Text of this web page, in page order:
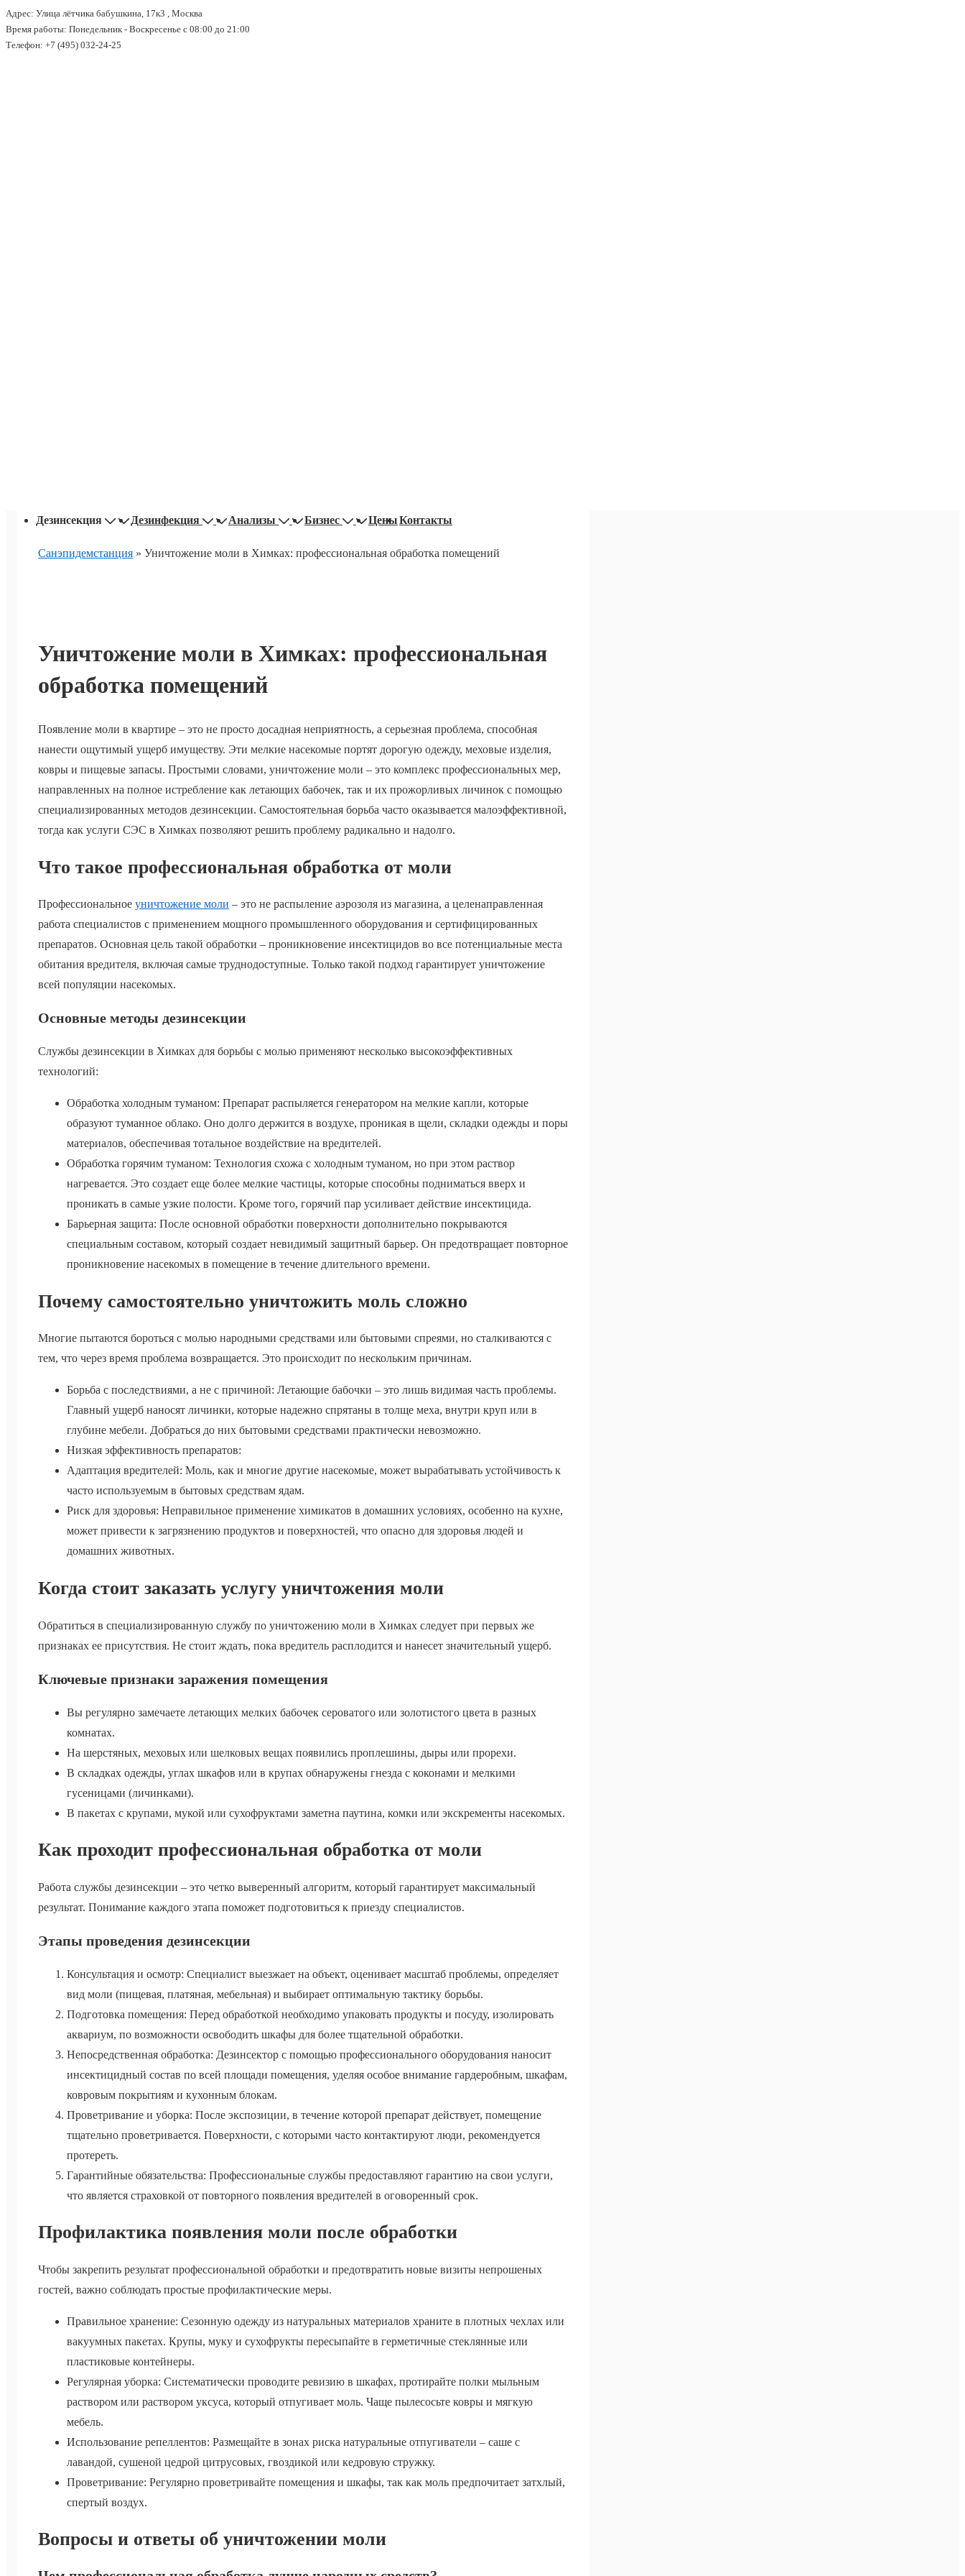
↓
Перейти
Адрес: Улица лётчика бабушкина, 17к3 , Москва
Время работы: Понедельник - Воскресенье с 08:00 до 21:00
Телефон: +7 (495) 032-24-25
ОсновнаяДезинсекция Дезинфекция Анализы Бизнес ЦеныКонтакты
Санэпидемстанция » Уничтожение моли в Химках: профессиональная обработка помещений
Уничтожение моли в Химках: профессиональная
обработка помещений
Появление моли в квартире – это не просто досадная неприятность, а серьезная проблема, способная
нанести ощутимый ущерб имуществу. Эти мелкие насекомые портят дорогую одежду, меховые изделия,
ковры и пищевые запасы. Простыми словами, уничтожение моли – это комплекс профессиональных мер,
направленных на полное истребление как летающих бабочек, так и их прожорливых личинок с помощью
специализированных методов дезинсекции. Самостоятельная борьба часто оказывается малоэффективной,
тогда как услуги СЭС в Химках позволяют решить проблему радикально и надолго.
Что такое профессиональная обработка от моли
Профессиональное уничтожение моли – это не распыление аэрозоля из магазина, а целенаправленная
работа специалистов с применением мощного промышленного оборудования и сертифицированных
препаратов. Основная цель такой обработки – проникновение инсектицидов во все потенциальные места
обитания вредителя, включая самые труднодоступные. Только такой подход гарантирует уничтожение
всей популяции насекомых.
Основные методы дезинсекции
Службы дезинсекции в Химках для борьбы с молью применяют несколько высокоэффективных
технологий:
Обработка холодным туманом: Препарат распыляется генератором на мелкие капли, которые
образуют туманное облако. Оно долго держится в воздухе, проникая в щели, складки одежды и поры
материалов, обеспечивая тотальное воздействие на вредителей.
Обработка горячим туманом: Технология схожа с холодным туманом, но при этом раствор
нагревается. Это создает еще более мелкие частицы, которые способны подниматься вверх и
проникать в самые узкие полости. Кроме того, горячий пар усиливает действие инсектицида.
Барьерная защита: После основной обработки поверхности дополнительно покрываются
специальным составом, который создает невидимый защитный барьер. Он предотвращает повторное
проникновение насекомых в помещение в течение длительного времени.
Почему самостоятельно уничтожить моль сложно
Многие пытаются бороться с молью народными средствами или бытовыми спреями, но сталкиваются с
тем, что через время проблема возвращается. Это происходит по нескольким причинам.
Борьба с последствиями, а не с причиной: Летающие бабочки – это лишь видимая часть проблемы.
Главный ущерб наносят личинки, которые надежно спрятаны в толще меха, внутри круп или в
глубине мебели. Добраться до них бытовыми средствами практически невозможно.
Низкая эффективность препаратов:
Адаптация вредителей: Моль, как и многие другие насекомые, может вырабатывать устойчивость к
часто используемым в бытовых средствам ядам.
Риск для здоровья: Неправильное применение химикатов в домашних условиях, особенно на кухне,
может привести к загрязнению продуктов и поверхностей, что опасно для здоровья людей и
домашних животных.
Когда стоит заказать услугу уничтожения моли
Обратиться в специализированную службу по уничтожению моли в Химках следует при первых же
признаках ее присутствия. Не стоит ждать, пока вредитель расплодится и нанесет значительный ущерб.
Ключевые признаки заражения помещения
Вы регулярно замечаете летающих мелких бабочек сероватого или золотистого цвета в разных
комнатах.
На шерстяных, меховых или шелковых вещах появились проплешины, дыры или прорехи.
В складках одежды, углах шкафов или в крупах обнаружены гнезда с коконами и мелкими
гусеницами (личинками).
В пакетах с крупами, мукой или сухофруктами заметна паутина, комки или экскременты насекомых.
Как проходит профессиональная обработка от моли
Работа службы дезинсекции – это четко выверенный алгоритм, который гарантирует максимальный
результат. Понимание каждого этапа поможет подготовиться к приезду специалистов.
Этапы проведения дезинсекции
Консультация и осмотр: Специалист выезжает на объект, оценивает масштаб проблемы, определяет
вид моли (пищевая, платяная, мебельная) и выбирает оптимальную тактику борьбы.
Подготовка помещения: Перед обработкой необходимо упаковать продукты и посуду, изолировать
аквариум, по возможности освободить шкафы для более тщательной обработки.
Непосредственная обработка: Дезинсектор с помощью профессионального оборудования наносит
инсектицидный состав по всей площади помещения, уделяя особое внимание гардеробным, шкафам,
ковровым покрытиям и кухонным блокам.
Проветривание и уборка: После экспозиции, в течение которой препарат действует, помещение
тщательно проветривается. Поверхности, с которыми часто контактируют люди, рекомендуется
протереть.
Гарантийные обязательства: Профессиональные службы предоставляют гарантию на свои услуги,
что является страховкой от повторного появления вредителей в оговоренный срок.
Профилактика появления моли после обработки
Чтобы закрепить результат профессиональной обработки и предотвратить новые визиты непрошеных
гостей, важно соблюдать простые профилактические меры.
Правильное хранение: Сезонную одежду из натуральных материалов храните в плотных чехлах или
вакуумных пакетах. Крупы, муку и сухофрукты пересыпайте в герметичные стеклянные или
пластиковые контейнеры.
Регулярная уборка: Систематически проводите ревизию в шкафах, протирайте полки мыльным
раствором или раствором уксуса, который отпугивает моль. Чаще пылесосьте ковры и мягкую
мебель.
Использование репеллентов: Размещайте в зонах риска натуральные отпугиватели – саше с
лавандой, сушеной цедрой цитрусовых, гвоздикой или кедровую стружку.
Проветривание: Регулярно проветривайте помещения и шкафы, так как моль предпочитает затхлый,
спертый воздух.
Вопросы и ответы об уничтожении моли